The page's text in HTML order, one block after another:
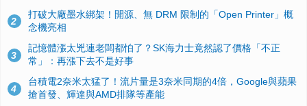
2
打破大廠墨水綁架！開源、無 DRM 限制的「Open Printer」概
念機亮相
3
記憶體漲太兇連老闆都怕了？SK海力士竟然認了價格「不正
常」：再漲下去不是好事
4
台積電2奈米太猛了！流片量是3奈米同期的4倍，Google與蘋果
搶首發、輝達與AMD排隊等產能